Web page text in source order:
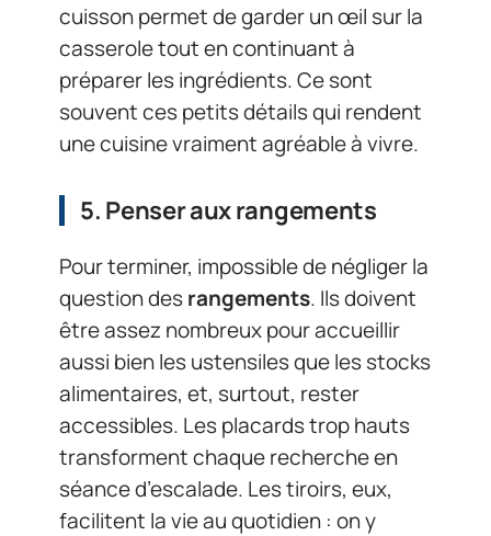
cuisson permet de garder un œil sur la
casserole tout en continuant à
préparer les ingrédients. Ce sont
souvent ces petits détails qui rendent
une cuisine vraiment agréable à vivre.
5. Penser aux rangements
Pour terminer, impossible de négliger la
question desrangements. Ils doivent
être assez nombreux pour accueillir
aussi bien les ustensiles que les stocks
alimentaires, et, surtout, rester
accessibles. Les placards trop hauts
transforment chaque recherche en
séance d’escalade. Les tiroirs, eux,
facilitent la vie au quotidien : on y